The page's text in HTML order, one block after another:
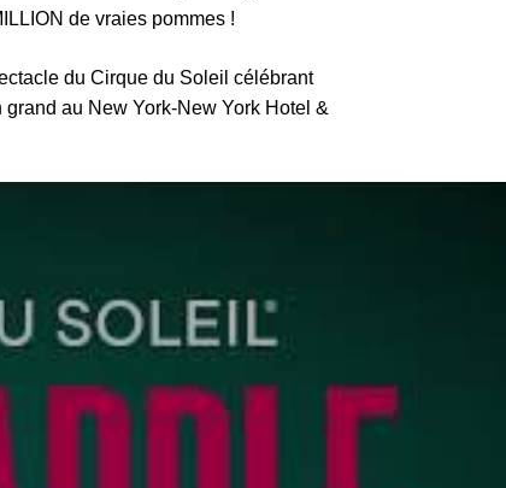
de vraies pommes !
du Cirque du Soleil célébrant
au New York-New York Hotel &